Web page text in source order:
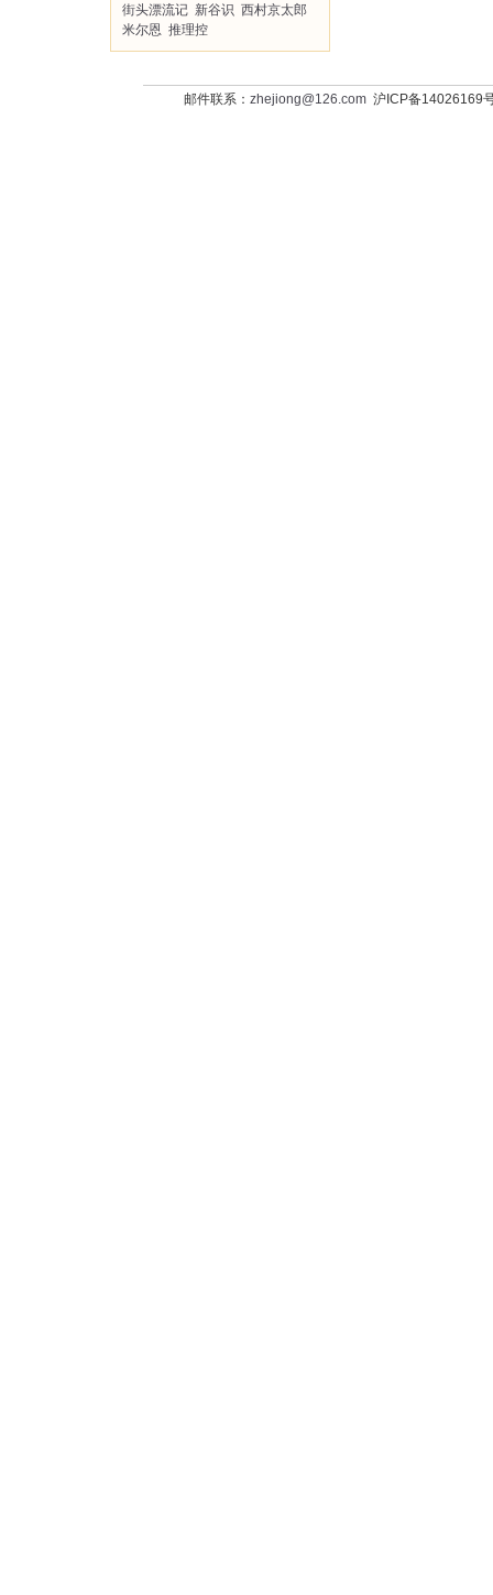
街头漂流记 新谷识 西村京太郎
米尔恩 推理控
邮件联系： zhejiong@126.com沪ICP备14026169